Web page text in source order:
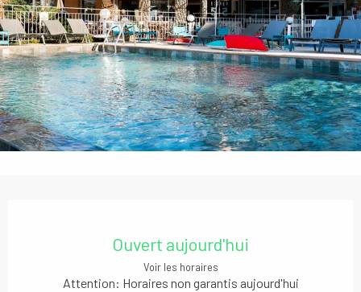
Ouvert aujourd'hui
Voir les horaires
Attention: Horaires non garantis aujourd'hui